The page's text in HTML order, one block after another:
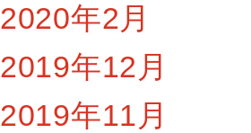
2020年2月
2019年12月
2019年11月